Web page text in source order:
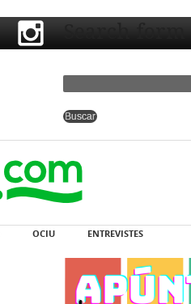
Search form
OCIU ENTREVISTES